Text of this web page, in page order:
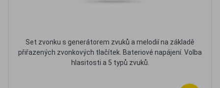
Set zvonku s generátorem zvuků a melodií na základě
přiřazených zvonkových tlačítek. Bateriové napájení. Volba
hlasitosti a 5 typů zvuků.